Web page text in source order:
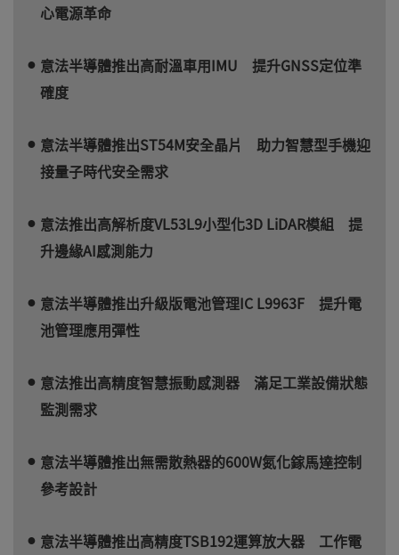
心電源革命
意法半導體推出高耐溫車用IMU 提升GNSS定位準
確度
意法半導體推出ST54M安全晶片 助力智慧型手機迎
接量子時代安全需求
意法推出高解析度VL53L9小型化3D LiDAR模組 提
升邊緣AI感測能力
意法半導體推出升級版電池管理IC L9963F 提升電
池管理應用彈性
意法推出高精度智慧振動感測器 滿足工業設備狀態
監測需求
意法半導體推出無需散熱器的600W氮化鎵馬達控制
參考設計
意法半導體推出高精度TSB192運算放大器 工作電